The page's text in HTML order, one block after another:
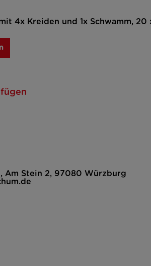
4x Kreiden und 1x Schwamm, 20
Am Stein 2, 97080 Würzburg